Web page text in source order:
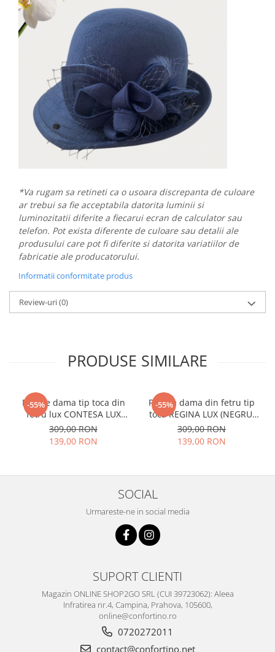
*Va rugam sa retineti ca o usoara discrepanta de culoare
ar trebui sa fie acceptabila datorita luminii si
luminozitatii diferite a fiecarui ecran de calculator sau
telefon. Pot exista diferente de culoare sau detalii ale
produsului care pot fi diferite si datorita variatiilor de
fabricatie ale producatorului.
Informatii conformitate produs
Review-uri(0)
PRODUSE SIMILARE
-55%
Palarie dama tip toca din
fetru lux CONTESA LUX
(GRENA) - marime unica,
reglabila
309,00 RON
139,00 RON
-55%
Palarie dama din fetru tip
toca REGINA LUX (NEGRU,
14 culori) - marime unica,
reglabila
309,00 RON
139,00 RON
SOCIAL
Urmareste-ne in social media
SUPORT CLIENTI
Magazin ONLINE SHOP2GO SRL (CUI 39723062): Aleea
Infratirea nr.4, Campina, Prahova, 105600,
online@confortino.ro
0720272011
contact@confortino.net